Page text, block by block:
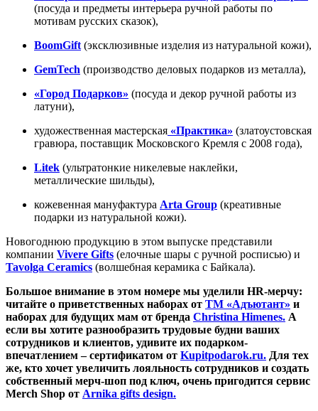
(посуда и предметы интерьера ручной работы по
мотивам русских сказок),
BoomGift (эксклюзивные изделия из натуральной кожи),
GemTech (производство деловых подарков из металла),
«Город Подарков» (посуда и декор ручной работы из
латуни),
художественная мастерская «Практика» (златоустовская
гравюра, поставщик Московского Кремля с 2008 года),
Litek (ультратонкие никелевые наклейки,
металлические шильды),
кожевенная мануфактура Arta Group (креативные
подарки из натуральной кожи).
Новогоднюю продукцию в этом выпуске представили
компании Vivere Gifts (елочные шары с ручной росписью) и
Tavolga Ceramics (волшебная керамика с Байкала).
Большое внимание в этом номере мы уделили HR-мерчу:
читайте о приветственных наборах от ТМ «Адъютант» и
наборах для будущих мам от бренда Christina Himenes. А
если вы хотите разнообразить трудовые будни ваших
сотрудников и клиентов, удивите их подарком-
впечатлением – сертификатом от Kupitpodarok.ru. Для тех
же, кто хочет увеличить лояльность сотрудников и создать
собственный мерч-шоп под ключ, очень пригодится сервис
Merch Shop от Arnika gifts design.